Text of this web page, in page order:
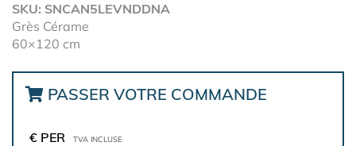
SKU: SNCAN5LEVNDDNA
Grès Cérame
60×120 cm
PASSER VOTRE COMMANDE
€ PER TVA INCLUSE